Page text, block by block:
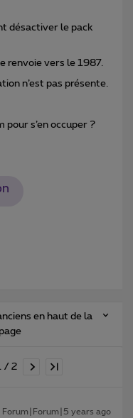
désactiver le pack
renvoie vers le 1987.
n’est pas présente.
s’en occuper ?
en haut de la
page
/ 2
Forum|Forum|5 years ago